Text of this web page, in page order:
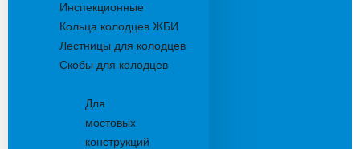
Инспекционные
Кольца колодцев ЖБИ
Лестницы для колодцев
Скобы для колодцев
Для
мостовых
конструкций